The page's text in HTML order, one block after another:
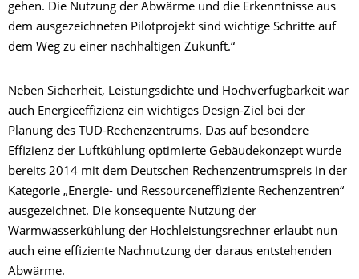
gehen. Die Nutzung der Abwärme und die Erkenntnisse aus
dem ausgezeichneten Pilotprojekt sind wichtige Schritte auf
dem Weg zu einer nachhaltigen Zukunft.“
Neben Sicherheit, Leistungsdichte und Hochverfügbarkeit war
auch Energieeffizienz ein wichtiges Design-Ziel bei der
Planung des TUD-Rechenzentrums. Das auf besondere
Effizienz der Luftkühlung optimierte Gebäudekonzept wurde
bereits 2014 mit dem Deutschen Rechenzentrumspreis in der
Kategorie „Energie- und Ressourceneffiziente Rechenzentren“
ausgezeichnet. Die konsequente Nutzung der
Warmwasserkühlung der Hochleistungsrechner erlaubt nun
auch eine effiziente Nachnutzung der daraus entstehenden
Abwärme.